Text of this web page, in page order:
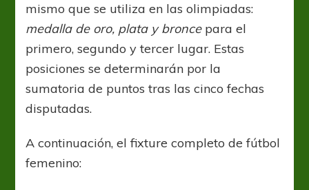
mismo que se utiliza en las olimpiadas:
medalla de oro, plata y broncepara el
primero, segundo y tercer lugar. Estas
posiciones se determinarán por la
sumatoria de puntos tras las cinco fechas
disputadas.
A continuación, el fixture completo de fútbol
femenino: